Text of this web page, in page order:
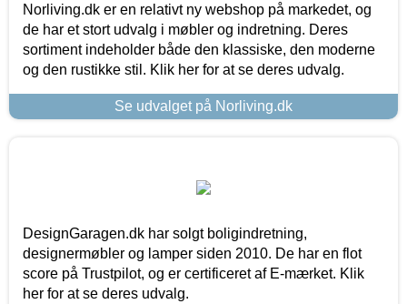
Norliving.dk er en relativt ny webshop på markedet, og
de har et stort udvalg i møbler og indretning. Deres
sortiment indeholder både den klassiske, den moderne
og den rustikke stil. Klik her for at se deres udvalg.
Se udvalget på Norliving.dk
DesignGaragen.dk har solgt boligindretning,
designermøbler og lamper siden 2010. De har en flot
score på Trustpilot, og er certificeret af E-mærket. Klik
her for at se deres udvalg.